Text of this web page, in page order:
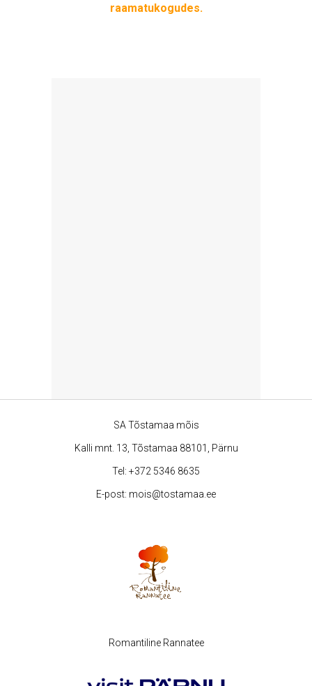
raamatukogudes.
SA Tõstamaa mõis
Kalli mnt. 13, Tõstamaa 88101, Pärnu
Tel: +372 5346 8635
E-post: mois@tostamaa.ee
Romantiline Rannatee